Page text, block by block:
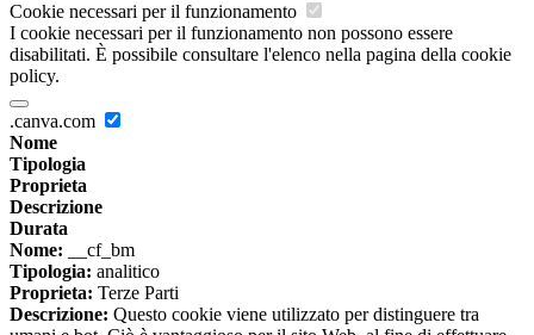
Cookie necessari per il funzionamento
I cookie necessari per il funzionamento non possono essere
disabilitati. È possibile consultare l'elenco nella pagina della cookie
policy.
.canva.com
Nome
Tipologia
Proprieta
Descrizione
Durata
Nome: __cf_bm
Tipologia: analitico
Proprieta: Terze Parti
Descrizione: Questo cookie viene utilizzato per distinguere tra